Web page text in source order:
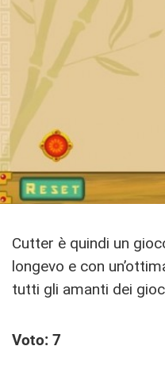
Cutter è quindi un
longevo e con
tutti gli amanti dei
Voto: 7